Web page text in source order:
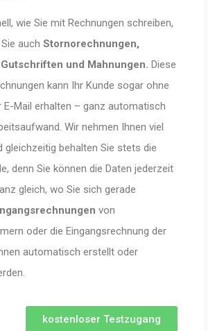
wie Sie mit Rechnungen schreiben,
auch Stornorechnungen,
und Mahnungen. Diese
kann Ihr Kunde sogar ohne
E-Mail erhalten – ganz automatisch
Wir nehmen Ihnen viel
gleichzeitig behalten Sie stets die
denn Sie können die Daten jederzeit
gleich, wo Sie sich gerade
von
oder die Eingangsrechnung der
automatisch erstellt oder
kostenloser Testzugang